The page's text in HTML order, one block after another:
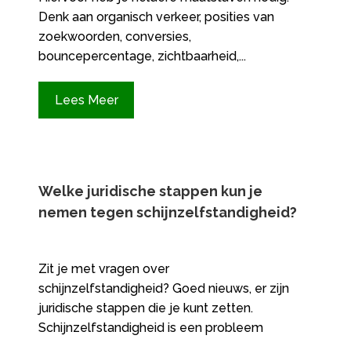
Denk aan organisch verkeer, posities van
zoekwoorden, conversies,
bouncepercentage, zichtbaarheid,...
Lees Meer
Welke juridische stappen kun je
nemen tegen schijnzelfstandigheid?
Zit je met vragen over
schijnzelfstandigheid? Goed nieuws, er zijn
juridische stappen die je kunt zetten.
Schijnzelfstandigheid is een probleem